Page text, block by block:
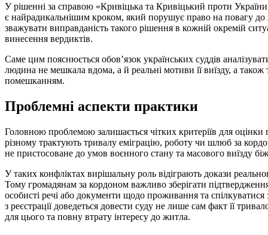
У рішенні за справою «Кривіцька та Кривіцький проти
є найрадикальнішим кроком, який порушує право на повагу до
зважувати виправданість такого рішення в кожній окремій
винесення вердиктів.
Саме цим пояснюється обов’язок українських суддів
людина не мешкала вдома, а й реальні мотиви її виїзду, а також
помешканням.
Проблемні аспекти практики
Головною проблемою залишається чітких критеріїв для
різному трактують тривалу еміграцію, роботу чи шлюб за
не пристосоване до умов воєнного стану та масового виїзду
У таких конфліктах вирішальну роль відіграють докази
Тому громадянам за кордоном важливо зберігати
особисті речі або документи щодо проживання та
з реєстрації доведеться довести суду не лише сам факт її
для цього та повну втрату інтересу до житла.